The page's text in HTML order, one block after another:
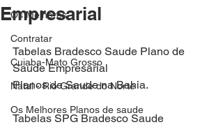
Os Melhores
Contratar
Cuiaba-Mato Grosso
Natal - Rio Grande do Norte
Os Melhores Planos de saude
Empresarial
Tabelas Bradesco Saude Plano de
Saúde Empresarial
Planos de Saude na Bahia.
Tabelas SPG Bradesco Saude